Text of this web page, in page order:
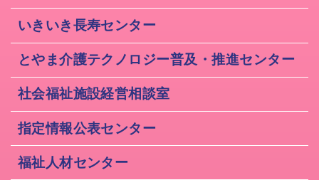
いきいき長寿センター
とやま介護テクノロジー普及・推進センター
社会福祉施設経営相談室
指定情報公表センター
福祉人材センター